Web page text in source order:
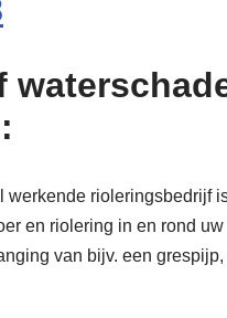
werkende rioleringsbedrijf
en riolering in en rond
van bijv. een